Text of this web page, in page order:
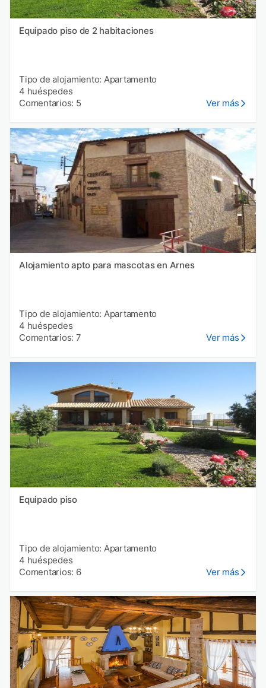
Equipado piso de 2 habitaciones
Tipo de alojamiento: Apartamento
4 huéspedes
Comentarios: 5
Ver más
Alojamiento apto para mascotas en Arnes
Tipo de alojamiento: Apartamento
4 huéspedes
Comentarios: 7
Ver más
Equipado piso
Tipo de alojamiento: Apartamento
4 huéspedes
Comentarios: 6
Ver más